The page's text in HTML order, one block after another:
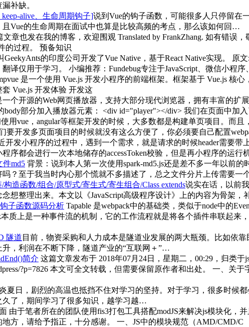
补缺。
alive、生命周期钩子]说到Vue的钩子函数，可能很多人只停留在
Vue的生命周期在面试中也算是比较高频的考点，那么该如何回…
文章也发在我的博客，欢迎围观 Translated by FrankZhang. 如有错
的过程。 预备知识
的印度公司开发了Vue Native，基于React Native实现。 原
译仅用于学习。 小编推荐：Fundebug专注于JavaScript、微信小程
是一个使用 Vue.js 开发小程序的前端框架。框架基于 Vue.js 核
Vue.js 开发体验 开发这
一个开源的Web网页播放器，支持大部分现代浏览器，拥有丰富的
body部分加入播放器元素： <div id="player"></div> 我们在页面中加
用vue，angular等框架开发的时候，大多数都是构建单页项目。而
要开发多页面项目的时候就没有这么方便了，你必须要自己配置
开发小程序的过程中，遇到一个需求，就是请求的时候header需要带
序都会进行一次本地储存的accessToken校验，但是再小程序的运
件md5 背景：说到本人第一次使用spark-md5.js还是差不多一年以前
？至于我当时内心那个慌就不多描述了，总之文件分片上传需要一
造函数/组合/原型式/寄生式/寄生组合/Class extends说实在话，以前
想整理出来。本文以《JavaScript高级程序设计》上的内容为骨架，
钩子函数源码分析 Tapable 是webpack中的基础类，类似于node中的
质上是一种事件流的机制，它的工作流程就是将各个插件串联起来
隧道 目前，物资采购和人力成本是隧道业发展的两大瓶颈。比如依
，利润在不断下降，隧道产业的“互联网＋”…
简介 这篇文章发布于 2018年07月24日，星期二，00:29，归类于
?p=7826 本文可全文转载，但需要保留原作者和出处。 一、
夏日，剧烈的高温也抵挡不住对学习的坚持。对于学习，很多时候
久了，期间学习了很多知识，越学习越…
由于笔者所在的团队使用fis3打包工具搭配modJS来解决js模块化，
方，请给予指正，十分感谢。 一、JS中的模块规范（AMD/CMD/C